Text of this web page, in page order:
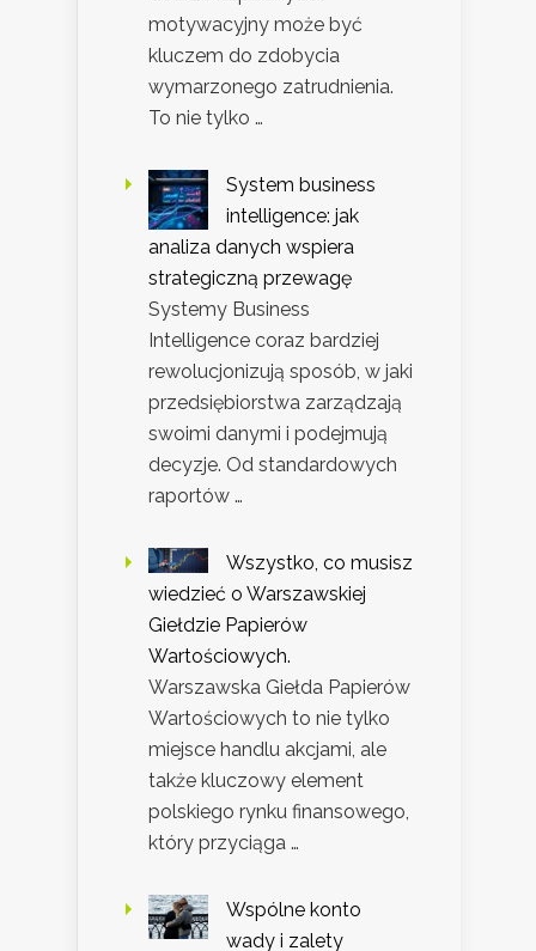
motywacyjny może być
kluczem do zdobycia
wymarzonego zatrudnienia.
To nie tylko …
System business
intelligence: jak
analiza danych wspiera
strategiczną przewagę
Systemy Business
Intelligence coraz bardziej
rewolucjonizują sposób, w jaki
przedsiębiorstwa zarządzają
swoimi danymi i podejmują
decyzje. Od standardowych
raportów …
Wszystko, co musisz
wiedzieć o Warszawskiej
Giełdzie Papierów
Wartościowych.
Warszawska Giełda Papierów
Wartościowych to nie tylko
miejsce handlu akcjami, ale
także kluczowy element
polskiego rynku finansowego,
który przyciąga …
Wspólne konto
wady i zalety